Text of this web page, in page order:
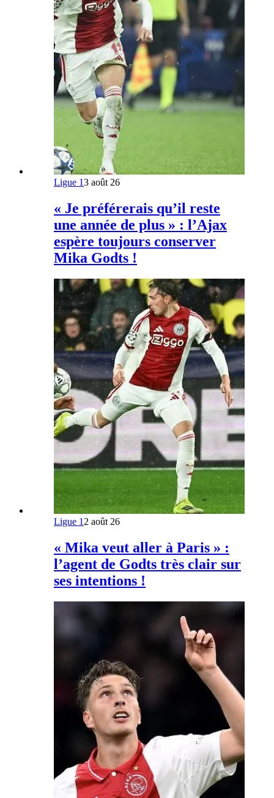
Ligue 13 août 26
« Je préférerais qu’il reste
une année de plus » : l’Ajax
espère toujours conserver
Mika Godts !
Ligue 1 2 août 26
« Mika veut aller à Paris » :
l’agent de Godts très clair sur
ses intentions !